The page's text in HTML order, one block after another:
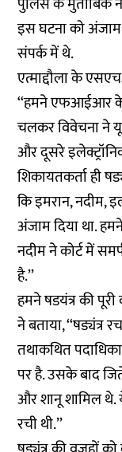
इस घटना को अंजाम
संपर्क में थे.
एत्माद्दौला के
‘‘हमने एफआईआर
चलकर विवेचना ने यू
और दूसरे
शिकायतकर्ता ही
कि इमरान, नदीम,
अंजाम दिया था.
नदीम ने कोर्ट में
है.’’
हमने षडयंत्र की
ने बताया,
तथाकथित
पर है. उसके बाद
और शानू शामिल थे.
रची थी.’’